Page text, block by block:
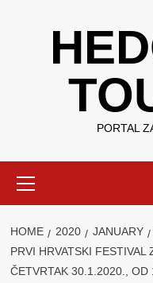
PORTAL
Menu
HOME 2020 JANUARY
PRVI HRVATSKI FESTIVAL
ČETVRTAK 30.1.2020., OD